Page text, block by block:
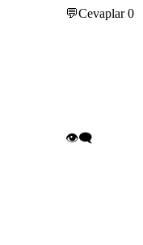
💬Cevaplar0
👁️‍🗨️